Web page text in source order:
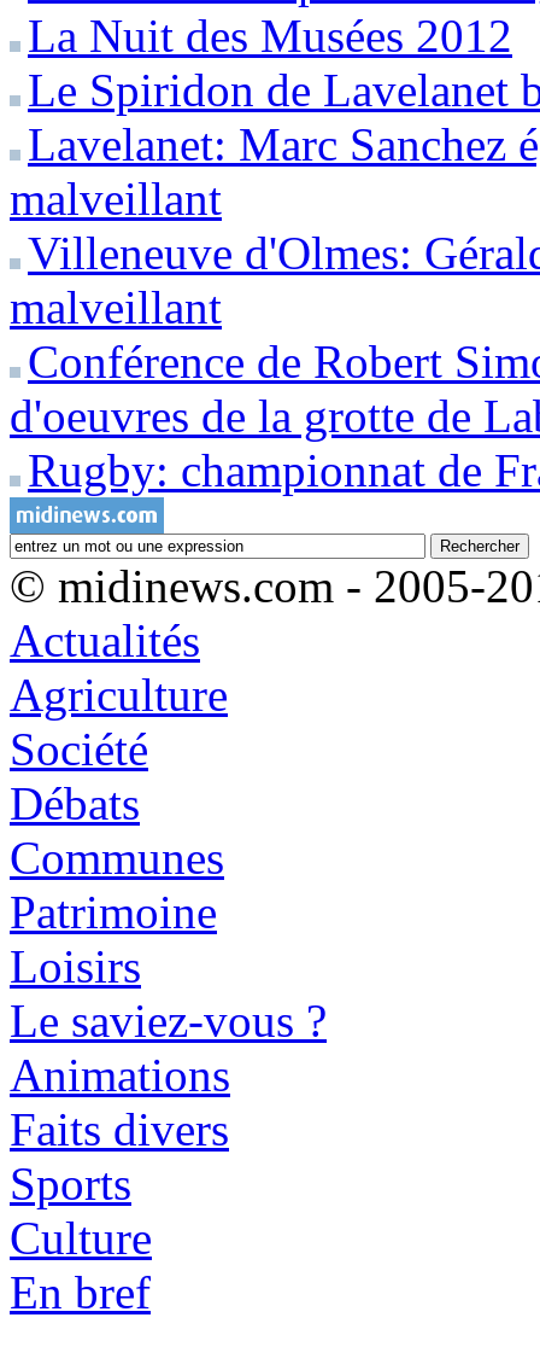
La Nuit des Musées 2012
Le Spiridon de Lavelanet
Lavelanet: Marc Sanchez
malveillant
Villeneuve d'Olmes:
malveillant
Conférence de Robert
d'oeuvres de la grotte de
Rugby: championnat de
© midinews.com - 2005-
Actualités
Agriculture
Société
Débats
Communes
Patrimoine
Loisirs
Le saviez-vous ?
Animations
Faits divers
Sports
Culture
En bref